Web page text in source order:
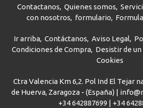
Contactanos Quienes somos
con nosotros
formulario
Ir arriba Contáctanos Aviso Legal
Condiciones de Compra Desistir de
Cookies
Ctra Valencia Km 6,2. Pol Ind El Tejar
de Huerva, Zaragoza - (España) |
+34 642887699 | +34